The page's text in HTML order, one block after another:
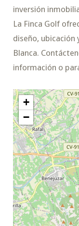
inversión
La Finca Golf
diseño, ubicación
Blanca.
información o
+
−